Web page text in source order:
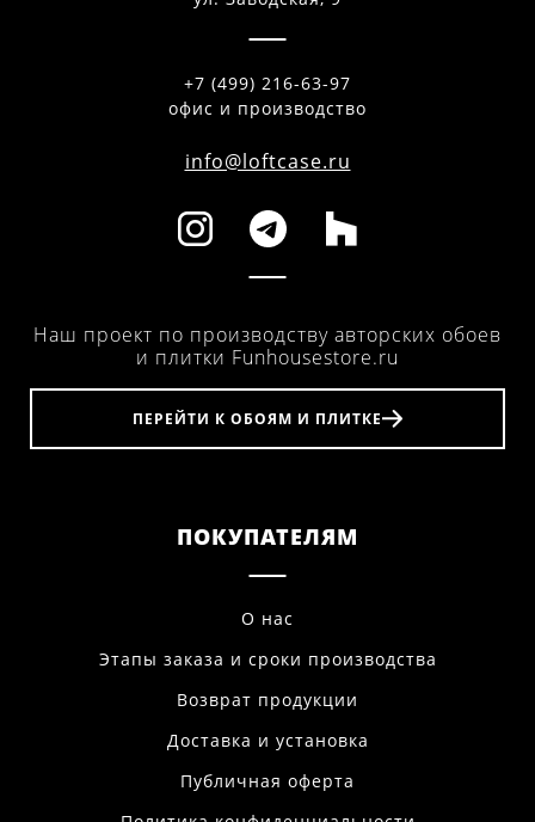
+7 (499) 216-63-97
офис и производство
info@loftcase.ru
Наш проект по производству авторских обоев
и плитки Funhousestore.ru
ПЕРЕЙТИ К ОБОЯМ И ПЛИТКЕ
ПОКУПАТЕЛЯМ
О нас
Этапы заказа и сроки производства
Возврат продукции
Доставка и установка
Публичная оферта